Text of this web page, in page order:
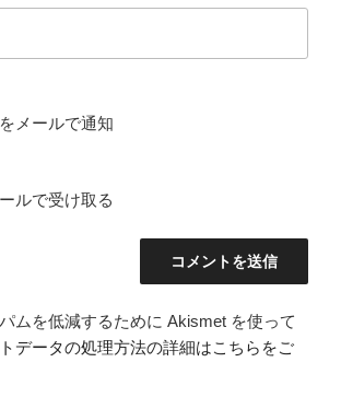
メールで通知
ルで受け取る
ムを低減するために Akismet を使って
データの処理方法の詳細はこちらをご